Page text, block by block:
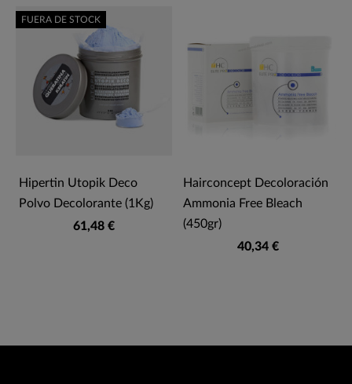
Hipertin Utopik Deco
Polvo Decolorante (1Kg)
61,48 €
FUERA DE STOCK
Hairconcept Decoloración
Ammonia Free Bleach
(450gr)
40,34 €